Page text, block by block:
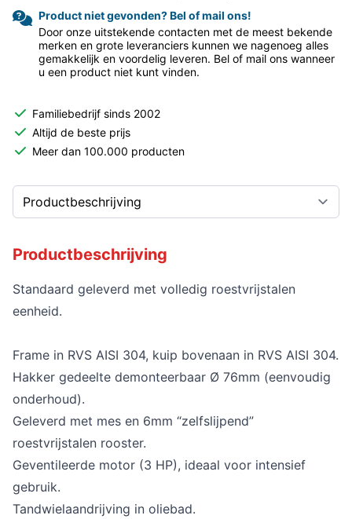
Product niet gevonden? Bel of mail ons!
Door onze uitstekende contacten met de meest bekende
merken en grote leveranciers kunnen we nagenoeg alles
gemakkelijk en voordelig leveren. Bel of mail ons wanneer
u een product niet kunt vinden.
Familiebedrijf sinds 2002
Altijd de beste prijs
Meer dan 100.000 producten
Productbeschrijving
Standaard geleverd met volledig roestvrijstalen
eenheid.
Frame in RVS AISI 304, kuip bovenaan in RVS AISI 304.
Hakker gedeelte demonteerbaar Ø 76mm (eenvoudig
onderhoud).
Geleverd met mes en 6mm “zelfslijpend”
roestvrijstalen rooster.
Geventileerde motor (3 HP), ideaal voor intensief
gebruik.
Tandwielaandrijving in oliebad.